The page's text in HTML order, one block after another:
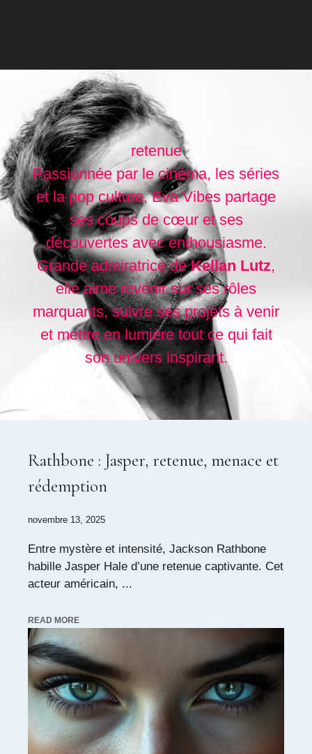
retenue
Passionnée par le cinéma, les séries
et la pop culture, Eva Vibes partage
ses coups de cœur et ses
découvertes avec enthousiasme.
Grande admiratrice deKellan Lutz,
elle aime revenir sur ses rôles
marquants, suivre ses projets à venir
et mettre en lumière tout ce qui fait
son univers inspirant.
Rathbone : Jasper, retenue, menace et
rédemption
novembre 13, 2025
Entre mystère et intensité, Jackson Rathbone
habille Jasper Hale d’une retenue captivante. Cet
acteur américain, ...
READ MORE